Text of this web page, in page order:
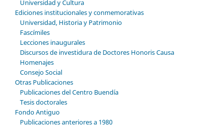
Universidad y Cultura
Ediciones institucionales y conmemorativas
Universidad, Historia y Patrimonio
Fascímiles
Lecciones inaugurales
Discursos de investidura de Doctores Honoris Causa
Homenajes
Consejo Social
Otras Publicaciones
Publicaciones del Centro Buendía
Tesis doctorales
Fondo Antiguo
Publicaciones anteriores a 1980